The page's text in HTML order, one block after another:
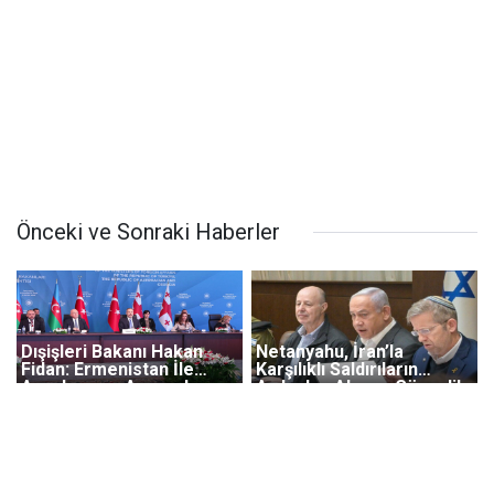
Önceki ve Sonraki Haberler
Dışişleri Bakanı Hakan
Fidan: Ermenistan İle
Azerbaycan Arasında
Netanyahu, İran’la
Karşılıklı Saldırıların
Ardından Akşam Güvenlik